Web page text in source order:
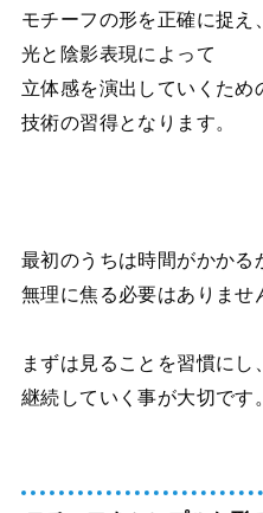
モチーフの形を正確に捉え、
光と陰影表現によって
立体感を演出していくため
技術の習得となります。
最初のうちは時間がかかる
無理に焦る必要はありませ
まずは見ることを習慣にし、
継続していく事が大切です。